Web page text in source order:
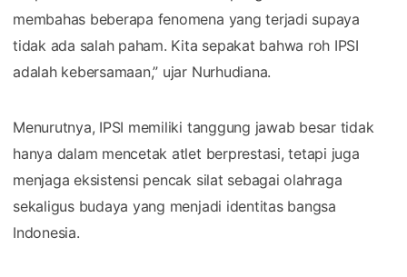
membahas beberapa fenomena yang terjadi supaya
tidak ada salah paham. Kita sepakat bahwa roh IPSI
adalah kebersamaan,” ujar Nurhudiana.
Menurutnya, IPSI memiliki tanggung jawab besar tidak
hanya dalam mencetak atlet berprestasi, tetapi juga
menjaga eksistensi pencak silat sebagai olahraga
sekaligus budaya yang menjadi identitas bangsa
Indonesia.